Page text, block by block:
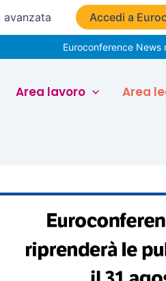
avanzata Accedi a
Euroconference News
Area lavoro Area